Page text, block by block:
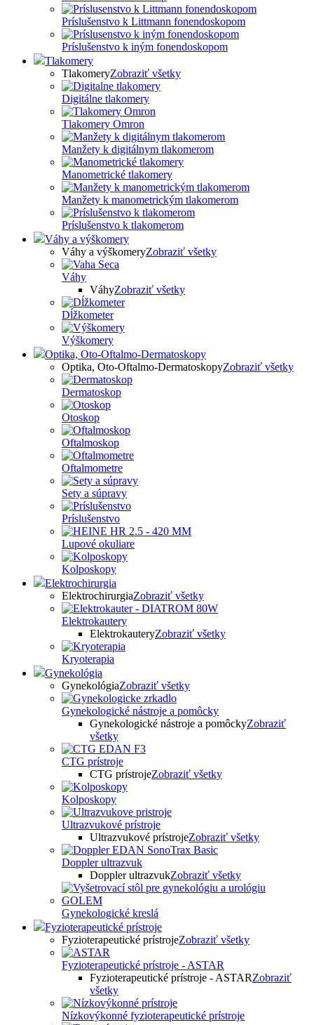
Príslušenstvo k Littmann fonendoskopom
Príslušenstvo k iným fonendoskopom
Tlakomery
TlakomeryZobraziť všetky
Digitálne tlakomery
Tlakomery Omron
Manžety k digitálnym tlakomerom
Manometrické tlakomery
Manžety k manometrickým tlakomerom
Príslušenstvo k tlakomerom
Váhy a výškomery
Váhy a výškomeryZobraziť všetky
Váhy
VáhyZobraziť všetky
Dĺžkometer
Výškomery
Optika, Oto-Oftalmo-Dermatoskopy
Optika, Oto-Oftalmo-DermatoskopyZobraziť všetky
Dermatoskop
Otoskop
Oftalmoskop
Oftalmometre
Sety a súpravy
Príslušenstvo
Lupové okuliare
Kolposkopy
Elektrochirurgia
ElektrochirurgiaZobraziť všetky
Elektrokautery
ElektrokauteryZobraziť všetky
Kryoterapia
Gynekológia
GynekológiaZobraziť všetky
Gynekologické nástroje a pomôcky
Gynekologické nástroje a pomôckyZobraziť
všetky
CTG prístroje
CTG prístrojeZobraziť všetky
Kolposkopy
Ultrazvukové prístroje
Ultrazvukové prístrojeZobraziť všetky
Doppler ultrazvuk
Doppler ultrazvukZobraziť všetky
Gynekologické kreslá
Fyzioterapeutické prístroje
Fyzioterapeutické prístrojeZobraziť všetky
Fyzioterapeutické prístroje - ASTAR
Fyzioterapeutické prístroje - ASTARZobraziť
všetky
Nízkovýkonné fyzioterapeutické prístroje